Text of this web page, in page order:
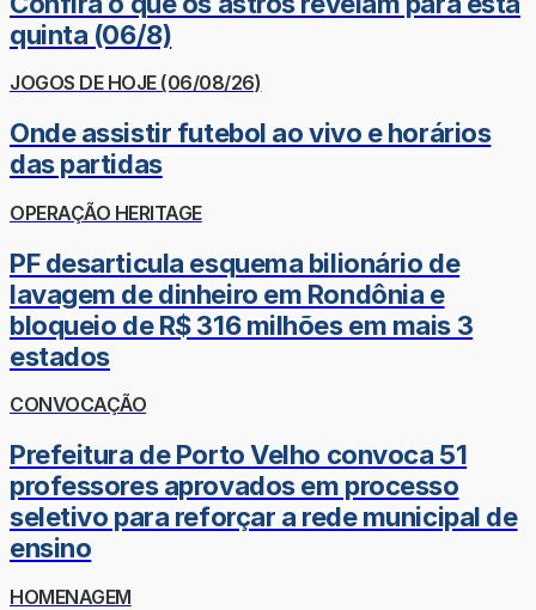
quinta (06/8)
JOGOS DE HOJE (06/08/26)
Onde assistir futebol ao vivo e horários
das partidas
OPERAÇÃO HERITAGE
PF desarticula esquema bilionário de
lavagem de dinheiro em Rondônia e
bloqueio de R$ 316 milhões em mais 3
estados
CONVOCAÇÃO
Prefeitura de Porto Velho convoca 51
professores aprovados em processo
seletivo para reforçar a rede municipal de
ensino
HOMENAGEM